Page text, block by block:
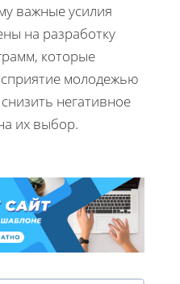
важные усилия
на разработку
которые
молодежью
негативное
их выбор.